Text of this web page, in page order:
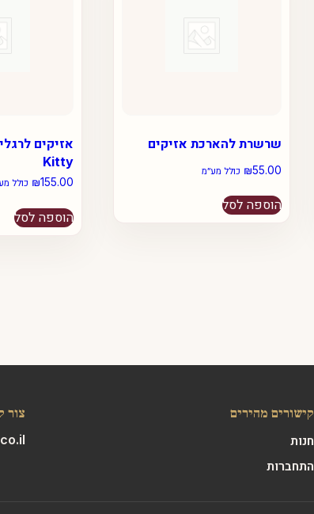
Kitty
₪155.00 כולל
הוספה לסל
שרשרת להארכת אזיקים
₪55.00 כולל מע״מ
הוספה לסל
קישורים מהירים
חנות
התחברות
צור